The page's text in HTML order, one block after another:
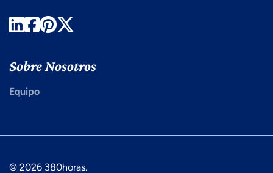
LinkedIn
Facebook
Pinterest
Sobre Nosotros
Equipo
© 2026 380horas.